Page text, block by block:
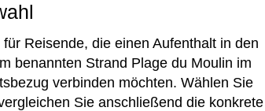
Reisende, die einen Aufenthalt in den
benannten Strand Plage du Moulin im
verbinden möchten. Wählen Sie
Sie anschließend die konkrete